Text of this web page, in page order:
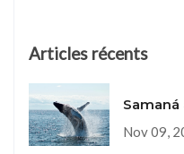
Articles récents
Samaná
Nov 09,